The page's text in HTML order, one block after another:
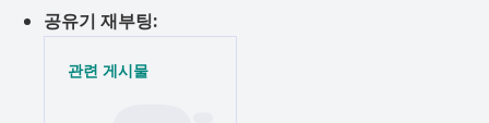
공유기 재부팅:
관련 게시물